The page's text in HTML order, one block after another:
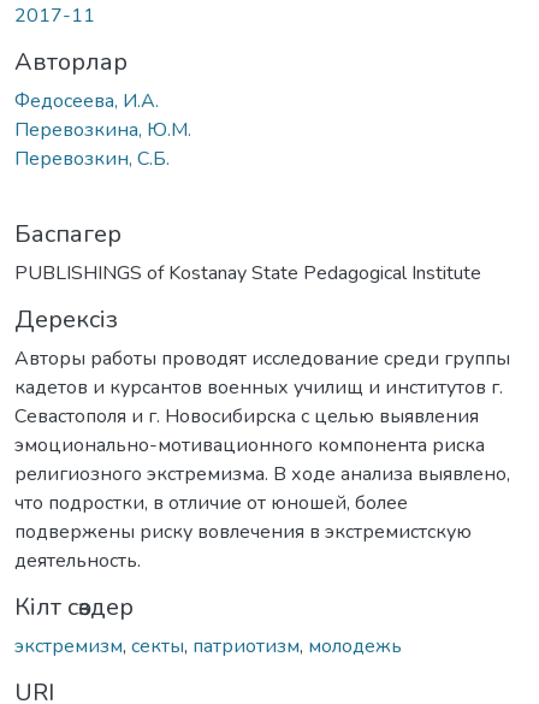
2017-11
Авторлар
Федосеева, И.А.
Перевозкина, Ю.М.
Перевозкин, С.Б.
Баспагер
PUBLISHINGS of Kostanay State Pedagogical Institute
Дерексіз
Авторы работы проводят исследование среди группы
кадетов и курсантов военных училищ и институтов г.
Севастополя и г. Новосибирска с целью выявления
эмоционально-мотивационного компонента риска
религиозного экстремизма. В ходе анализа выявлено,
что подростки, в отличие от юношей, более
подвержены риску вовлечения в экстремистскую
деятельность.
Кілт сөздер
экстремизм, секты, патриотизм, молодежь
URI